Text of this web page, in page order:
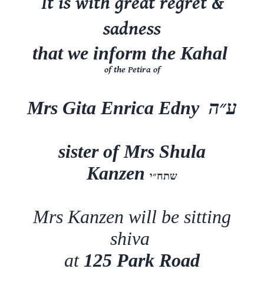
sadness
that we inform the Kahal
of the Petiraof
Mrs Gita Enrica Edny ע״ה
sister of Mrs Shula
Kanzen שתח״י
Mrs Kanzen will be sitting
shiva
at 125 Park Road